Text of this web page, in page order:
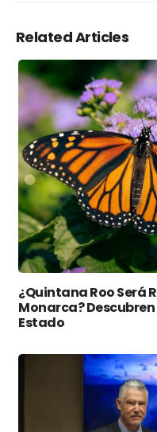
Related Articles
¿Quintana Roo Será
Monarca? Descubren
Estado